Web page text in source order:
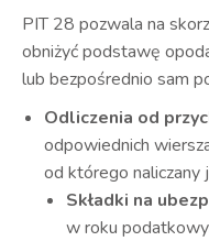
PIT 28 pozwala na
obniżyć podstawę
lub bezpośrednio sam
Odliczenia od
odpowiednich
od którego naliczany
Składki na
w roku